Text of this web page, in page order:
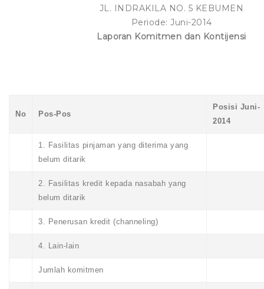
JL. INDRAKILA NO. 5 KEBUMEN
Periode: Juni-2014
Laporan Komitmen dan Kontijensi
No Pos-Pos
Posisi Juni-
2014
1. Fasilitas pinjaman yang diterima yang
belum ditarik
2. Fasilitas kredit kepada nasabah yang
belum ditarik
3. Penerusan kredit (channeling)
4. Lain-lain
Jumlah komitmen